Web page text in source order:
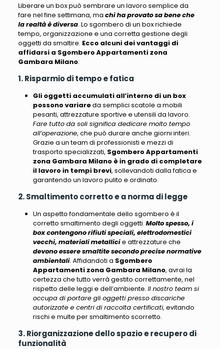
Liberare un box può sembrare un lavoro semplice da
fare nel fine settimana, ma chi ha provato sa bene che
la realtà è diversa. Lo sgombero di un boxrichiede
tempo, organizzazione e una corretta gestione degli
oggetti da smaltire. Ecco alcuni dei vantaggi di
affidarsi a Sgombero Appartamenti zona
Gambara Milano:
1. Risparmio di tempo e fatica
Gli oggetti accumulati all’interno di un box
possono variareda semplici scatole a mobili
pesanti, attrezzature sportive e utensili da lavoro.
Fare tutto da soli significa dedicare molto tempo
all’operazione, che può durare anche giorni interi.
Grazie a un team di professionisti e mezzi di
trasporto specializzati, Sgombero Appartamenti
zona Gambara Milano è in grado di completare
il lavoro in tempi brevi, sollevandoti dalla fatica e
garantendo un lavoro pulito e ordinato.
2. Smaltimento corretto e a norma di legge
Un aspetto fondamentale dello sgombero è il
corretto smaltimento degli oggetti. Molto spesso, i
box contengono rifiuti speciali, elettrodomestici
vecchi, materiali metallicie attrezzature che
devono essere smaltite secondo precise normative
ambientali. Affidandoti a Sgombero
Appartamenti zona Gambara Milano, avrai la
certezza che tutto verrà gestito correttamente, nel
rispetto delle leggi e dell’ambiente. Il nostro team si
occupa di portare gli oggetti presso discariche
autorizzate e centri di raccolta certificati, evitando
rischi e multe per smaltimento scorretto.
3. Riorganizzazione dello spazio e recupero di
funzionalità